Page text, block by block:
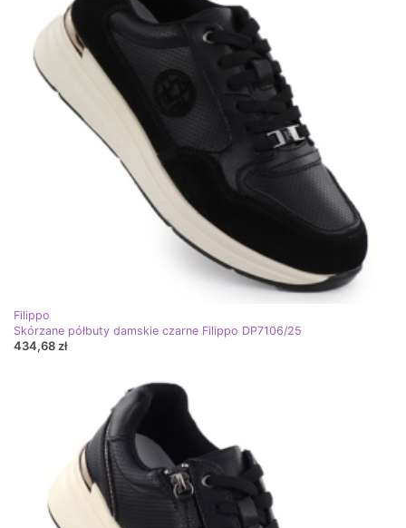
Filippo
Skórzane półbuty damskie czarne Filippo DP7106/25
434,68 zł